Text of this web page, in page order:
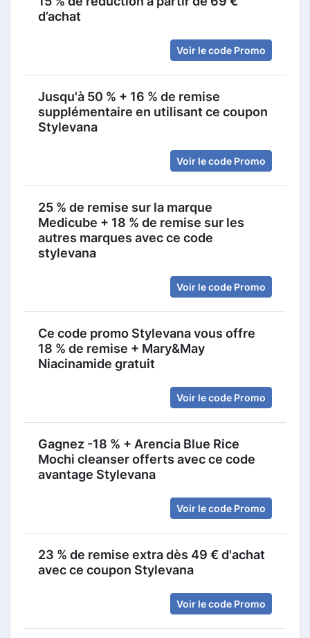
d’achat
Voir le code Promo
Jusqu'à 50 % + 16 % de remise
supplémentaire en utilisant ce coupon
Stylevana
Voir le code Promo
25 % de remise sur la marque
Medicube + 18 % de remise sur les
autres marques avec ce code
stylevana
Voir le code Promo
Ce code promo Stylevana vous offre
18 % de remise + Mary&May
Niacinamide gratuit
Voir le code Promo
Gagnez -18 % + Arencia Blue Rice
Mochi cleanser offerts avec ce code
avantage Stylevana
Voir le code Promo
23 % de remise extra dès 49 € d'achat
avec ce coupon Stylevana
Voir le code Promo